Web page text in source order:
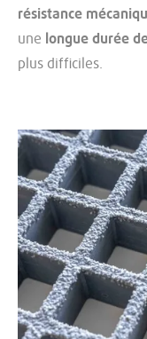
résistance
une longue durée
plus difficiles.